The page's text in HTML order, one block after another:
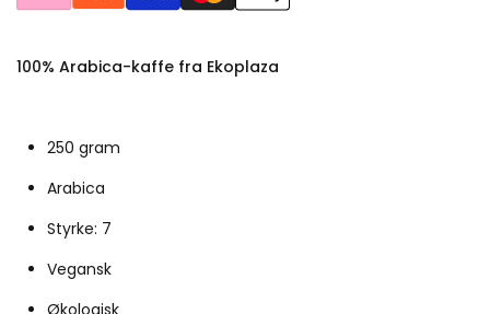
100% Arabica-kaffe fra Ekoplaza
250 gram
Arabica
Styrke: 7
Vegansk
Økologisk